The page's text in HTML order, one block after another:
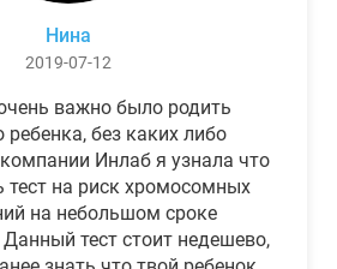
Нина
2019-07-12
важно было родить
ребенка, без каких либо
Инлаб я узнала что
тест на риск хромосомных
на небольшом сроке
тест стоит недешево,